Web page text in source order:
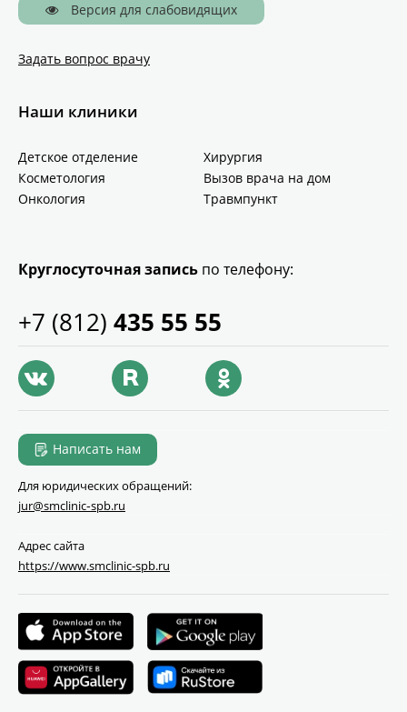
Версия для слабовидящих
Задать вопрос врачу
Наши клиники
Детское отделение
Хирургия
Косметология
Вызов врача на дом
Онкология
Травмпункт
Круглосуточная запись по телефону:
+7 (812) 435 55 55
Написать нам
Для юридических обращений:
jur@smclinic‑spb.ru
Адрес сайта
https://www.smclinic-spb.ru